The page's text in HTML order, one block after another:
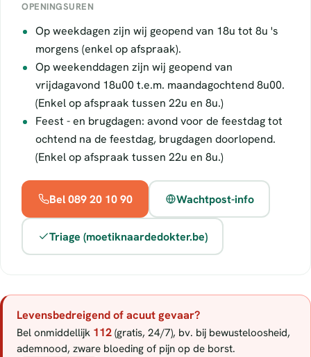
OPENINGSUREN
Op weekdagen zijn wij geopend van 18u tot 8u 's
morgens (enkel op afspraak).
Op weekenddagen zijn wij geopend van
vrijdagavond 18u00 t.e.m. maandagochtend 8u00.
(Enkel op afspraak tussen 22u en 8u.)
Feest - en brugdagen: avond voor de feestdag tot
ochtend na de feestdag, brugdagen doorlopend.
(Enkel op afspraak tussen 22u en 8u.)
Bel 089 20 10 90 Wachtpost-info
Triage (moetiknaardedokter.be)
Levensbedreigend of acuut gevaar?
Bel onmiddellijk 112 (gratis, 24/7), bv. bij bewusteloosheid,
ademnood, zware bloeding of pijn op de borst.